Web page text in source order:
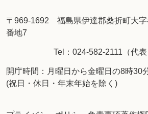
〒969-1692 福島県伊達郡桑折町大字
番地7
Tel：024-582-2111（代表
開庁時間：月曜日から金曜日の8時30
(祝日・休日・年末年始を除く)